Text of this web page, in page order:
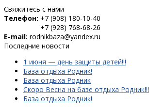
Свяжитесь с нами
Телефон: +7 (908) 180-10-40
+7 (928) 768-68-26
E-mail: rodnikbaza@yandex.ru
Последние новости
1 июня — день защиты детей!!!
База отдыха Родник!
База отдыха Родник
Скоро Весна на базе отдыха Родник!!!
База отдыха Родник!